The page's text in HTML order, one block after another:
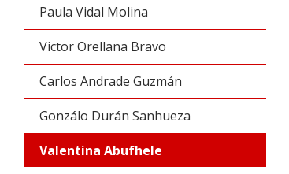
Paula Vidal Molina
Victor Orellana Bravo
Carlos Andrade Guzmán
Gonzálo Durán Sanhueza
Valentina Abufhele